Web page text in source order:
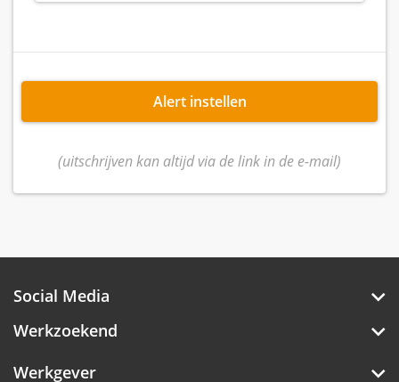
Alert instellen
(uitschrijven kan altijd via de link in de e-mail)
Social Media
Werkzoekend
Werkgever